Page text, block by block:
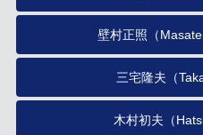
壁村正照（
三宅隆夫（
木村初夫（